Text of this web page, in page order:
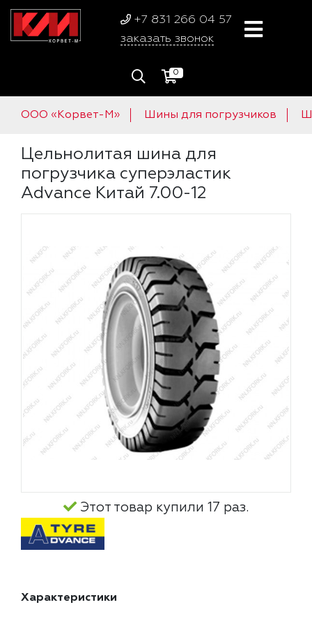
+7 831 266 04 57
заказать звонок
0
ООО «Корвет-М» Шины для погрузчиков
Цельнолитая шина для
погрузчика суперэластик
Advance Китай 7.00-12
Этот товар купили 17 раз.
Характеристики